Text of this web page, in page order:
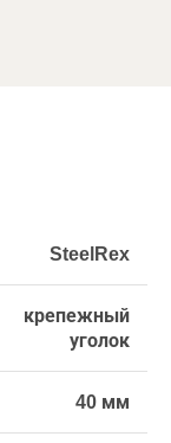
SteelRex
крепежный
уголок
40 мм